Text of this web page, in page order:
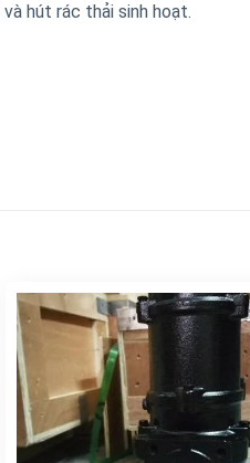
thải và hút rác thải